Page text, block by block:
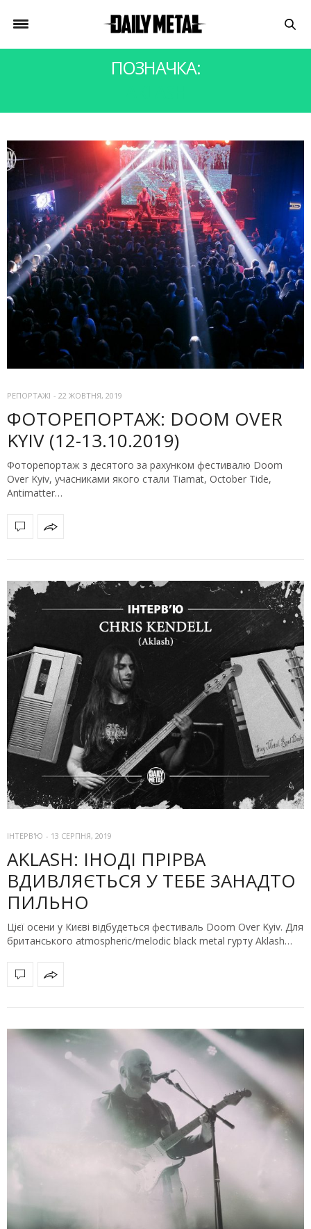
ПОЗНАЧКА:
РЕПОРТАЖІ - 22 ЖОВТНЯ, 2019
ФОТОРЕПОРТАЖ: DOOM OVER
KYIV (12-13.10.2019)
Фоторепортаж з десятого за рахунком фестивалю Doom
Over Kyiv, учасниками якого стали Tiamat, October Tide,
Antimatter…
ІНТЕРВ'Ю - 13 СЕРПНЯ, 2019
AKLASH: ІНОДІ ПРІРВА
ВДИВЛЯЄТЬСЯ У ТЕБЕ ЗАНАДТО
ПИЛЬНО
Цієї осени у Києві відбудеться фестиваль Doom Over Kyiv. Для
британського atmospheric/melodic black metal гурту Aklash…